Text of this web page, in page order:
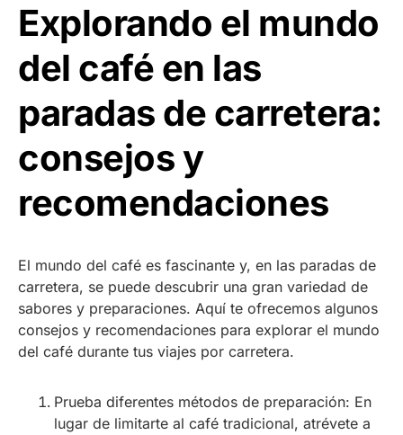
Explorando el mundo
del café en las
paradas de carretera:
consejos y
recomendaciones
El mundo del café es fascinante y, en las paradas de
carretera, se puede descubrir una gran variedad de
sabores y preparaciones. Aquí te ofrecemos algunos
consejos y recomendaciones para explorar el mundo
del café durante tus viajes por carretera.
Prueba diferentes métodos de preparación: En
lugar de limitarte al café tradicional, atrévete a